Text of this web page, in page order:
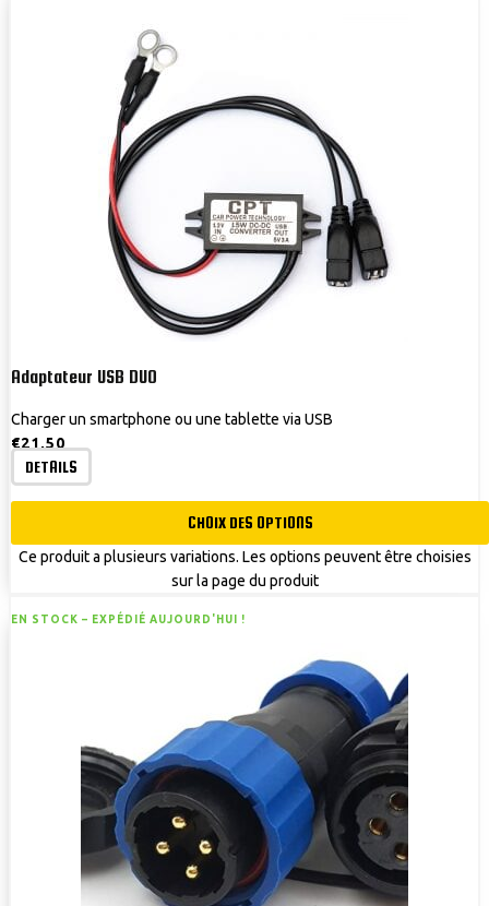
Adaptateur USB DUO
Charger un smartphone ou une tablette via USB
€21,50
DETAILS
CHOIX DES OPTIONS
Ce produit a plusieurs variations. Les options peuvent être choisies
sur la page du produit
EN STOCK – EXPÉDIÉ AUJOURD'HUI !